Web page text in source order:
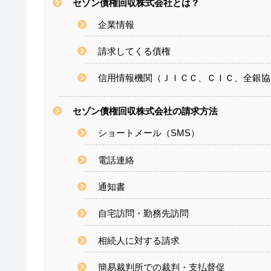
セゾン債権回収株式会社とは？
企業情報
請求してくる債権
信用情報機関（ＪＩＣＣ、ＣＩＣ、全銀
セゾン債権回収株式会社の請求方法
ショートメール（SMS）
電話連絡
通知書
自宅訪問・勤務先訪問
相続人に対する請求
簡易裁判所での裁判・支払督促